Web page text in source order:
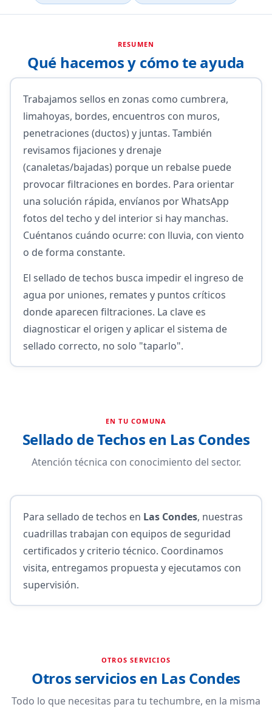
RESUMEN
Qué hacemos y cómo te ayuda
Trabajamos sellos en zonas como cumbrera,
limahoyas, bordes, encuentros con muros,
penetraciones (ductos) y juntas. También
revisamos fijaciones y drenaje
(canaletas/bajadas) porque un rebalse puede
provocar filtraciones en bordes. Para orientar
una solución rápida, envíanos por WhatsApp
fotos del techo y del interior si hay manchas.
Cuéntanos cuándo ocurre: con lluvia, con viento
o de forma constante.
El sellado de techos busca impedir el ingreso de
agua por uniones, remates y puntos críticos
donde aparecen filtraciones. La clave es
diagnosticar el origen y aplicar el sistema de
sellado correcto, no solo "taparlo".
EN TU COMUNA
Sellado de Techos en Las Condes
Atención técnica con conocimiento del sector.
Para sellado de techos en Las Condes, nuestras
cuadrillas trabajan con equipos de seguridad
certificados y criterio técnico. Coordinamos
visita, entregamos propuesta y ejecutamos con
supervisión.
OTROS SERVICIOS
Otros servicios en Las Condes
Todo lo que necesitas para tu techumbre, en la misma